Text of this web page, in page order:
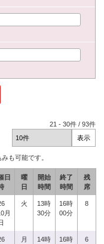
21 -30件 /93件
も可能です。
日
曜
日
開始
時間
終了
時間
残
席
月
火
13時
30分
16時
00分
8
月
14時
16時
6